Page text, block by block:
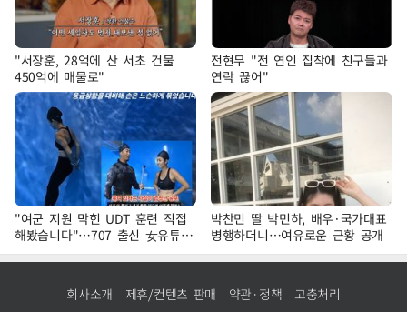
"서장훈, 28억에 산 서초 건물
450억에 매물로"
전현무 "전 연인 집착에 친구들과
연락 끊어"
"여군 지원 막힌 UDT 훈련 직접
해봤습니다"…707 출신 女유튜버
'완벽 소화'
박찬민 딸 박민하, 배우·국가대표
병행하더니…여유로운 근황 공개
회사소개 제휴/컨텐츠 판매 약관·정책 고충처리